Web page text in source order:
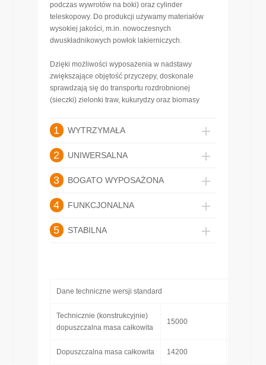
podczas wywrotów na boki) oraz cylinder
teleskopowy. Do produkcji używamy materiałów
wysokiej jakości, m.in. nowoczesnych
dwuskładnikowych powłok lakierniczych.
Dzięki możliwości wyposażenia w nadstawy
zwiększające objętość przyczepy, doskonale
sprawdzają się do transportu rozdrobnionej
(sieczki) zielonki traw, kukurydzy oraz biomasy
1 WYTRZYMAŁA
2 UNIWERSALNA
3 BOGATO WYPOSAŻONA
4 FUNKCJONALNA
5 STABILNA
Dane techniczne wersji standard
Technicznie (konstrukcyjnie)
dopuszczalna masa całkowita
15000
Dopuszczalna masa całkowita 14200